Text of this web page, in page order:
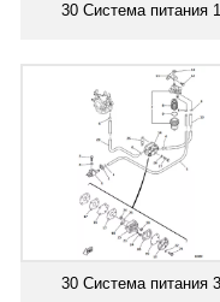
30 Система питания 1
30 Система питания 3